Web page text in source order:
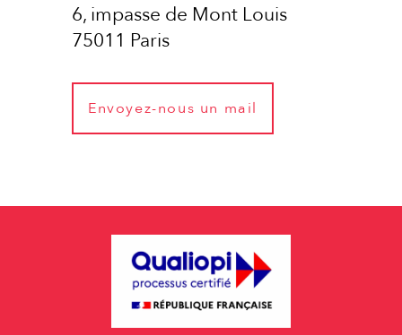
6, impasse de Mont Louis
75011 Paris
Envoyez-nous un mail